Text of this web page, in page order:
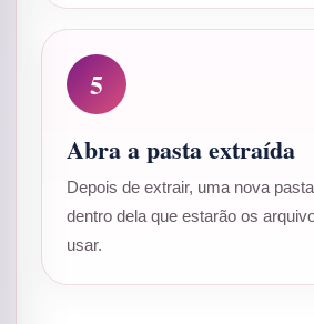
5
Abra a pasta extraída
Depois de extrair, uma nova
dentro dela que estarão os
usar.